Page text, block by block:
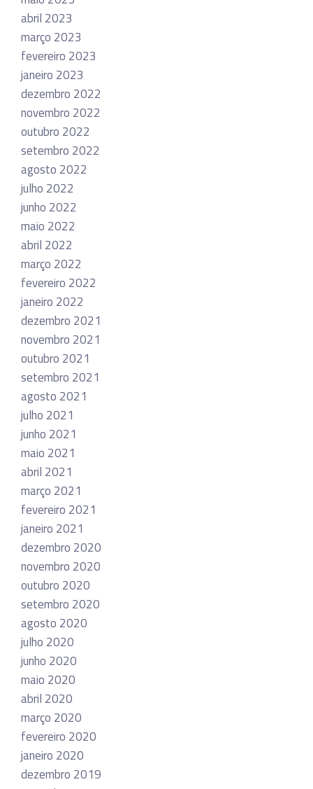
abril 2023
março 2023
fevereiro 2023
janeiro 2023
dezembro 2022
novembro 2022
outubro 2022
setembro 2022
agosto 2022
julho 2022
junho 2022
maio 2022
abril 2022
março 2022
fevereiro 2022
janeiro 2022
dezembro 2021
novembro 2021
outubro 2021
setembro 2021
agosto 2021
julho 2021
junho 2021
maio 2021
abril 2021
março 2021
fevereiro 2021
janeiro 2021
dezembro 2020
novembro 2020
outubro 2020
setembro 2020
agosto 2020
julho 2020
junho 2020
maio 2020
abril 2020
março 2020
fevereiro 2020
janeiro 2020
dezembro 2019